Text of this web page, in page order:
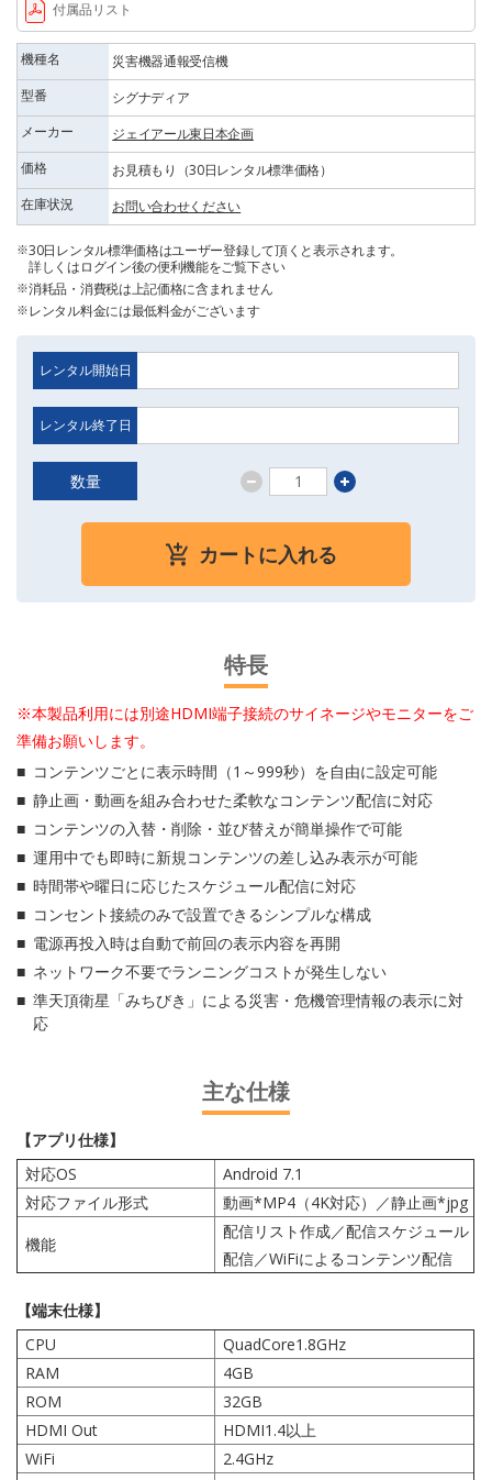
付属品リスト
機種名
災害機器通報受信機
型番
シグナディア
メーカー
ジェイアール東日本企画
価格
お見積もり（30日レンタル標準価格）
在庫状況
お問い合わせください
30日レンタル標準価格はユーザー登録して頂くと表示されます。
詳しくはログイン後の便利機能をご覧下さい
消耗品・消費税は上記価格に含まれません
レンタル料金には最低料金がございます
レンタル開始日
レンタル終了日
数量
カートに入れる
特長
※本製品利用には別途HDMI端子接続のサイネージやモニターをご
準備お願いします。
コンテンツごとに表示時間（1～999秒）を自由に設定可能
静止画・動画を組み合わせた柔軟なコンテンツ配信に対応
コンテンツの入替・削除・並び替えが簡単操作で可能
運用中でも即時に新規コンテンツの差し込み表示が可能
時間帯や曜日に応じたスケジュール配信に対応
コンセント接続のみで設置できるシンプルな構成
電源再投入時は自動で前回の表示内容を再開
ネットワーク不要でランニングコストが発生しない
準天頂衛星「みちびき」による災害・危機管理情報の表示に対
応
主な仕様
【アプリ仕様】
対応OS
Android 7.1
対応ファイル形式
動画*MP4（4K対応）／静止画*jpg
機能
配信リスト作成／配信スケジュール
配信／WiFiによるコンテンツ配信
【端末仕様】
CPU
QuadCore1.8GHz
RAM
4GB
ROM
32GB
HDMI Out
HDMI1.4以上
WiFi
2.4GHz